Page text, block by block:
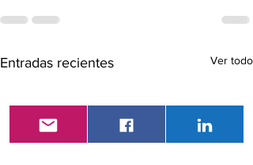
Entradas recientes Ver todo